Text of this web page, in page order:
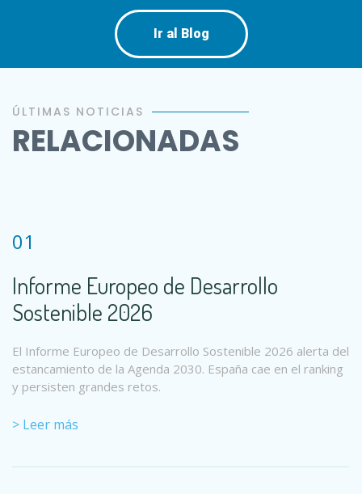
Ir al Blog
ÚLTIMAS NOTICIAS
RELACIONADAS
01
Informe Europeo de Desarrollo
Sostenible 2026
El Informe Europeo de Desarrollo Sostenible 2026 alerta del
estancamiento de la Agenda 2030. España cae en el ranking
y persisten grandes retos.
> Leer más